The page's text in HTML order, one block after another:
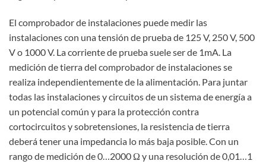
El comprobador de instalaciones puede medir las
instalaciones con una tensión de prueba de 125 V, 250 V, 500
V o 1000 V. La corriente de prueba suele ser de 1mA. La
medición de tierra del comprobador de instalaciones se
realiza independientemente de la alimentación. Para juntar
todas las instalaciones y circuitos de un sistema de energía a
un potencial común y para la protección contra
cortocircuitos y sobretensiones, la resistencia de tierra
deberá tener una impedancia lo más baja posible. Con un
rango de medición de 0…2000 Ω y una resolución de 0,01…1